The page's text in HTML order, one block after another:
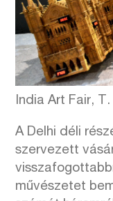
India Art Fair,
A Delhi déli
szervezett
művészetet